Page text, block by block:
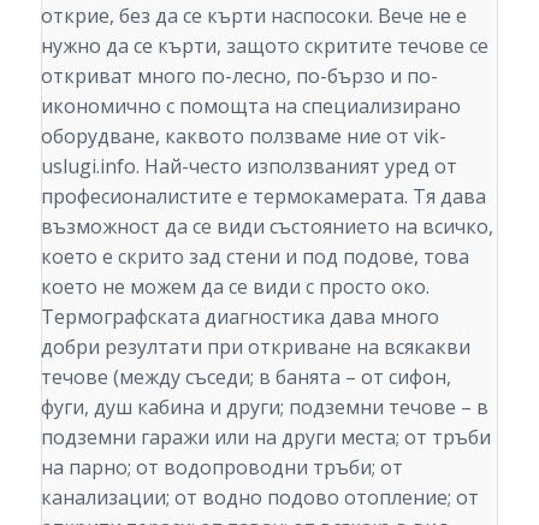
открие, без да се кърти наспосоки. Вече не е
нужно да се кърти, защото скритите течове се
откриват много по-лесно, по-бързо и по-
икономично с помощта на специализирано
оборудване, каквото ползваме ние от vik-
uslugi.info. Най-често използваният уред от
професионалистите е термокамерата. Тя дава
възможност да се види състоянието на всичко,
което е скрито зад стени и под подове, това
което не можем да се види с просто око.
Термографската диагностика дава много
добри резултати при откриване на всякакви
течове (между съседи; в банята – от сифон,
фуги, душ кабина и други; подземни течове – в
подземни гаражи или на други места; от тръби
на парно; от водопроводни тръби; от
канализации; от водно подово отопление; от